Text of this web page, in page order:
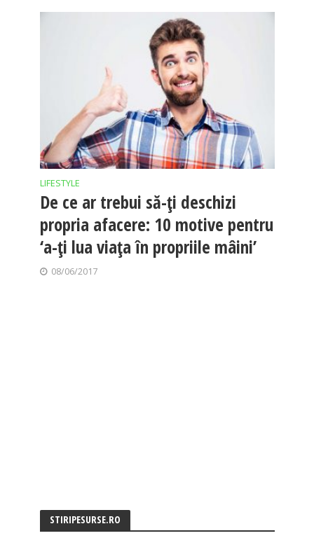
LIFESTYLE
De ce ar trebui să-ţi deschizi
propria afacere: 10 motive pentru
‘a-ţi lua viaţa în propriile mâini’
08/06/2017
STIRIPESURSE.RO